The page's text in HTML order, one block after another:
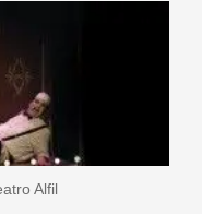
Alfil